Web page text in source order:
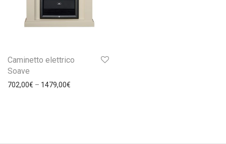
Caminetto elettrico
Soave
702,00€ – 1479,00€